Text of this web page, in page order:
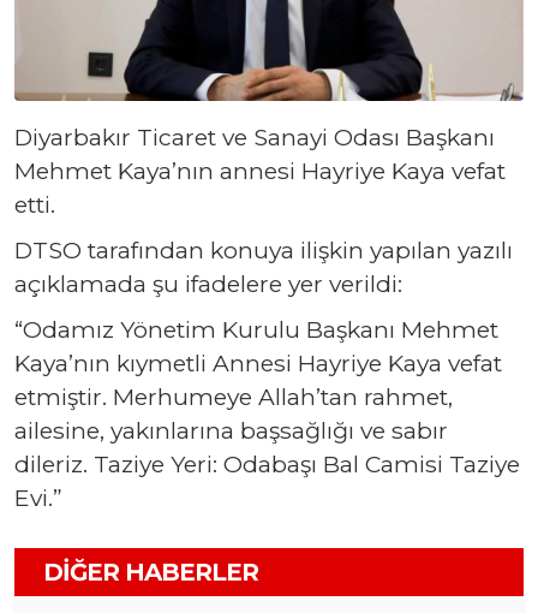
Diyarbakır Ticaret ve Sanayi Odası Başkanı
Mehmet Kaya’nın annesi Hayriye Kaya vefat
etti.
DTSO tarafından konuya ilişkin yapılan yazılı
açıklamada şu ifadelere yer verildi:
“Odamız Yönetim Kurulu Başkanı Mehmet
Kaya’nın kıymetli Annesi Hayriye Kaya vefat
etmiştir. Merhumeye Allah’tan rahmet,
ailesine, yakınlarına başsağlığı ve sabır
dileriz. Taziye Yeri: Odabaşı Bal Camisi Taziye
Evi.”
DIĞER HABERLER